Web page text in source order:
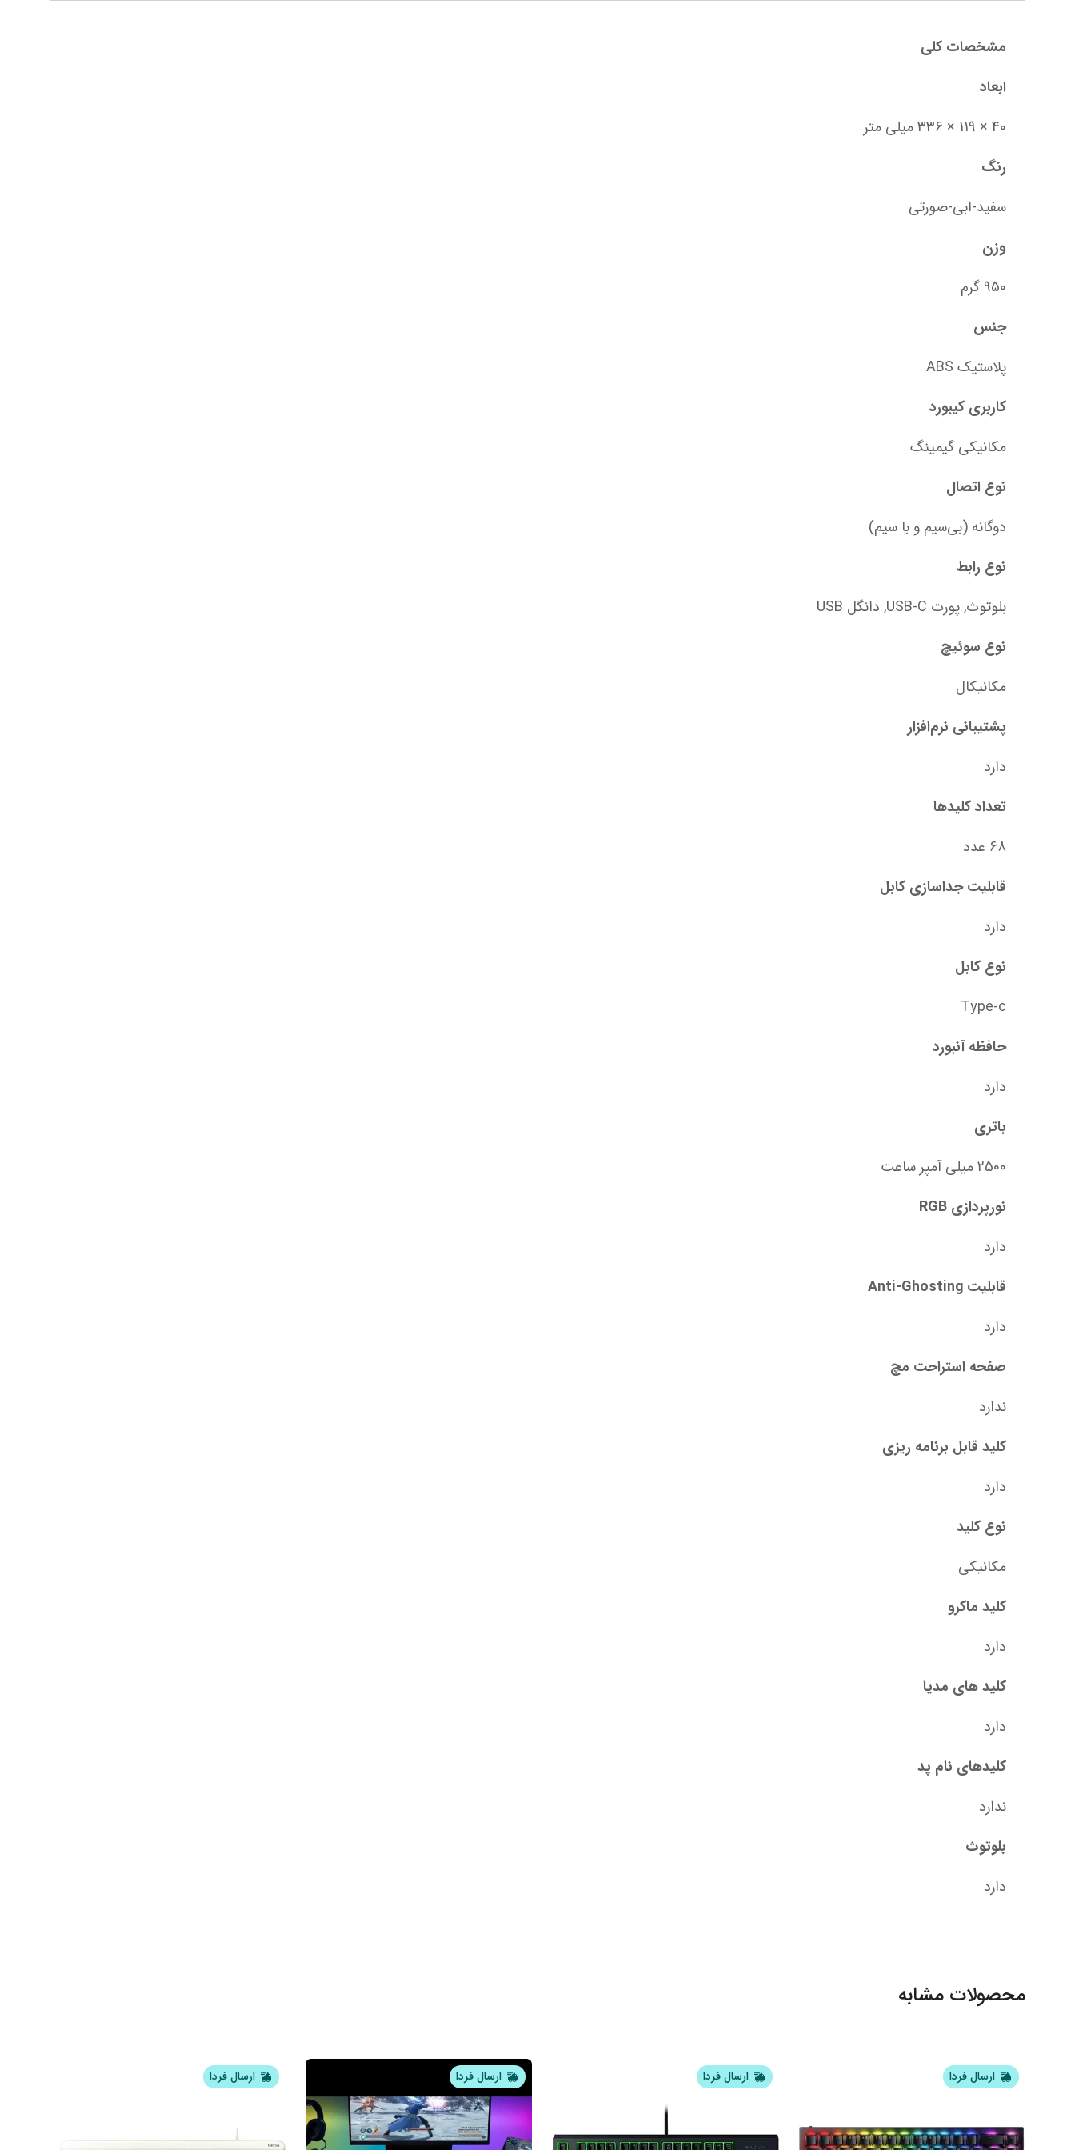
مشخصات کلی
ابعاد
40 × 119 × 336 میلی متر
رنگ
سفید-ابی-صورتی
وزن
950 گرم
جنس
پلاستیک ABS
کاربری کیبورد
مکانیکی گیمینگ
نوع اتصال
دوگانه (بی‌سیم و با سیم)
نوع رابط
بلوتوث, پورت USB-C, دانگل USB
نوع سوئیچ‌
مکانیکال
پشتیبانی نرم‌افزار
دارد
تعداد کلید‌ها
68 عدد
قابلیت جداسازی کابل
دارد
نوع کابل
Type-c
حافظه آنبورد
دارد
باتری
2500 میلی‌ آمپر ساعت
نورپردازی RGB
دارد
قابلیت Anti-Ghosting
دارد
صفحه استراحت مچ
ندارد
کلید قابل برنامه ریزی
دارد
نوع کلید
مکانیکی
کلید ماکرو
دارد
کلید های مدیا
دارد
کلیدهای نام پد
ندارد
بلوتوث
دارد
محصولات مشابه
ارسال فردا ارسال فردا ارسال فردا ارسال فردا